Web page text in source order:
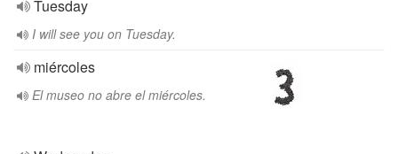
Tuesday
I will see you on Tuesday.
miércoles
El museo no abre el miércoles.